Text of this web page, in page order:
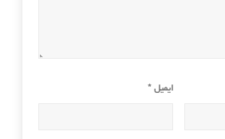
ایمیل*